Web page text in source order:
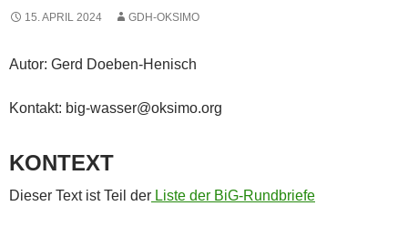
15. APRIL 2024 GDH-OKSIMO
Autor: Gerd Doeben-Henisch
Kontakt: big-wasser@oksimo.org
KONTEXT
Dieser Text ist Teil der Liste der BiG-Rundbriefe